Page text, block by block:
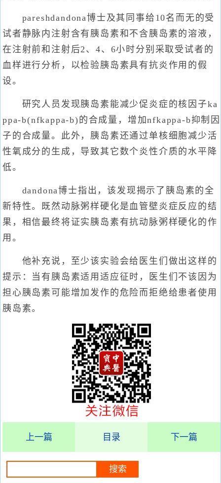
pareshdandona博士及其同事给10名而无的受
试者静脉内注射含有胰岛素和不含胰岛素的溶液，
在注射前和注射后2、4、6小时分别采取受试者的
血样进行分析，以检验胰岛素具有抗炎作用的假
设。
研究人员发现胰岛素能减少促炎症的核因子ka
ppa-b(nfkappa-b)的合成量，增加nfkappa-b抑制因
子的合成量。此外，胰岛素还通过单核细胞减少活
性氧成分的生成，导致其它数个炎性介质的水平降
低。
dandona博士指出，该发现揭示了胰岛素的全
新特性。既然动脉粥样硬化是血管壁炎症反应的结
果，相信最终将证实胰岛素有抗动脉粥样硬化的作
用。
他补充说，至少该实验会给医生们做出这样的
提示：当有胰岛素适用适应征时，医生们不该因为
担心胰岛素可能增加发作的危险而拒绝给患者使用
胰岛素。
上一篇 目录 下一篇